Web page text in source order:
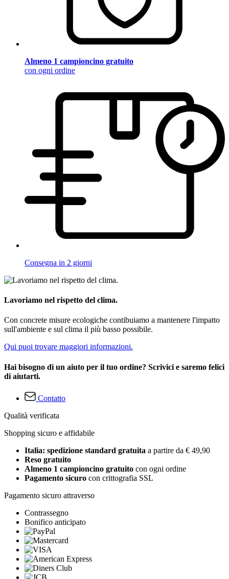
Almeno 1 campioncino gratuito
con ogni ordine
Consegna in 2 giorni
Lavoriamo nel rispetto del clima.
Con concrete misure ecologiche contibuiamo a mantenere l'impatto
sull'ambiente e sul clima il più basso possibile.
Qui puoi trovare maggiori informazioni.
Hai bisogno di un aiuto per il tuo ordine? Scrivici e saremo felici
di aiutarti.
Contatto
Qualità verificata
Shopping sicuro e affidabile
Italia: spedizione standard gratuita a partire da € 49,90
Reso gratuito
Almeno 1 campioncino gratuito con ogni ordine
Pagamento sicuro con crittografia SSL
Pagamento sicuro attraverso
Contrassegno
Bonifico anticipato